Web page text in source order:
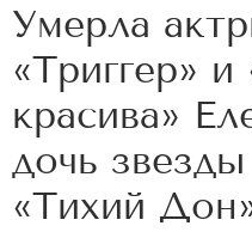
Умерла
«Триггер»
красива»
дочь
«Тихий